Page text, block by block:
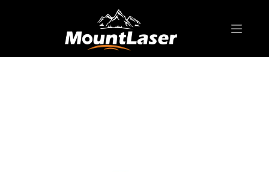
SURVEYING ACCESSORIES
Adattatore in rame AD-S05